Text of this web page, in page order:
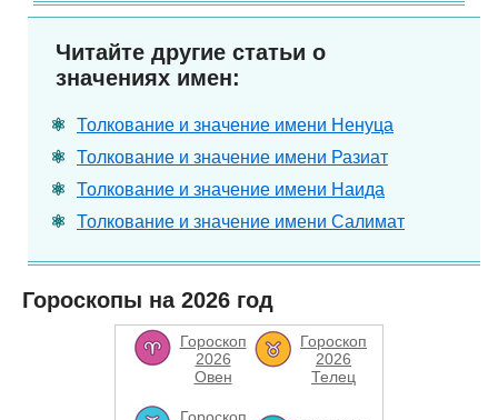
Читайте другие статьи о
значениях имен:
Толкование и значение имени Ненуца
Толкование и значение имени Разиат
Толкование и значение имени Наида
Толкование и значение имени Салимат
Гороскопы на 2026 год
Гороскоп
2026
Овен
Гороскоп
2026
Телец